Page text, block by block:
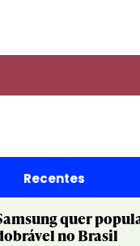
Social &
Titanium
PR
Social &
Recentes
quer
no Brasil